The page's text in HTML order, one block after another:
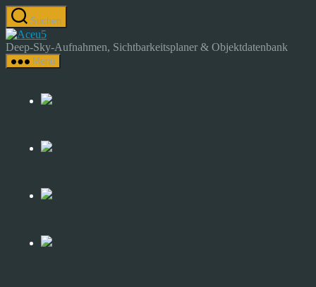
Zum
Inhalt
springen
Suchen
Astrocamp
–
Astrofotografie
Sky-
Deep-Sky-Aufnahmen, Sichtbarkeitsplaner & Objektdatenbank
Menü